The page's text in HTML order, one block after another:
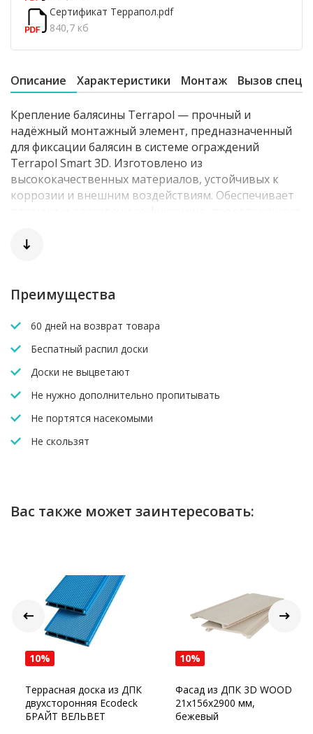
Сертификат Террапол.pdf
840,7 кб
Описание Характеристики Монтаж Вызов
Крепление балясины Terrapol — прочный и
надёжный монтажный элемент, предназначенный
для фиксации балясин в системе ограждений
Terrapol Smart 3D. Изготовлено из
высококачественных материалов, устойчивых к
коррозии и внешним воздействиям. Обеспечивает
для монтажа на террасах, лестницах, балконах и в
гарантирует эстетичность и безопасность всей
конструкции ограждения.
Преимущества
60 дней на возврат товара
Беспатный распил доски
Доски не выцветают
Не нужно дополнительно пропитывать
Не портятся насекомыми
Не скользят
Вас также может заинтересовать:
10%
Террасная доска из ДПК
двухсторонняя Ecodeck
БРАЙТ ВЕЛЬВЕТ
10%
Фасад из ДПК 3D WOOD
21х156х2900 мм,
бежевый